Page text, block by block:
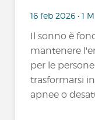
16 feb 2026 • 1
Il sonno è
mantenere
per le
trasformarsi
apnee o